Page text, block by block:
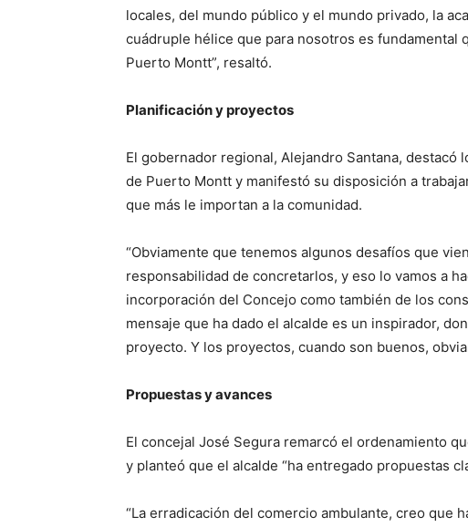
locales, del mundo público y el mundo privado, la
cuádruple hélice que para nosotros es fundamental
Puerto Montt”, resaltó.
Planificación y proyectos
El gobernador regional, Alejandro Santana, destacó
de Puerto Montt y manifestó su disposición a
que más le importan a la comunidad.
“Obviamente que tenemos algunos desafíos que
responsabilidad de concretarlos, y eso lo vamos a
incorporación del Concejo como también de los
mensaje que ha dado el alcalde es un inspirador,
proyecto. Y los proyectos, cuando son buenos,
Propuestas y avances
El concejal José Segura remarcó el ordenamiento
y planteó que el alcalde “ha entregado propuestas
“La erradicación del comercio ambulante, creo que